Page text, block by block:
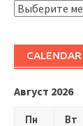
ARHIVĂ
CALENDAR
Август 2026
Пн Вт